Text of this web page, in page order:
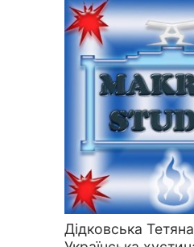
Дідковська